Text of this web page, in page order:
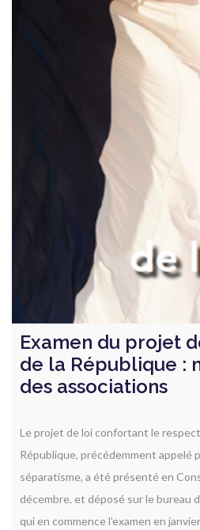
Examen du projet
de la République :
des associations
Le projet de loi confortant le
République, précédemment appelé
séparatisme, a été présenté en
décembre, et déposé sur le bureau
qui en commence l’examen en